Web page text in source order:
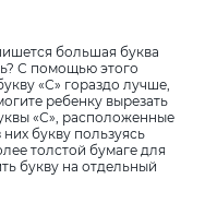
большая буква
С помощью этого
«С» гораздо лучше,
ребенку вырезать
«С», расположенные
букву пользуясь
толстой бумаге для
букву на отдельный